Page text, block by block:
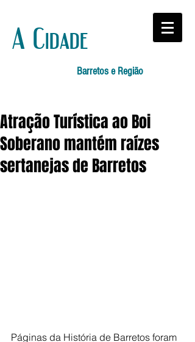
A Cidade
Barretos e Região
Atração Turística ao Boi
Soberano mantém raízes
sertanejas de Barretos
Páginas da História de Barretos foram